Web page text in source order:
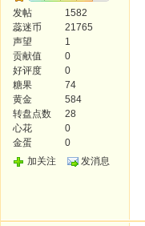
发帖
1582
蕊迷币
21765
声望
1
贡献值
0
好评度
0
糖果
74
黄金
584
转盘点数
28
心花
0
金蛋
0
加关注
发消息